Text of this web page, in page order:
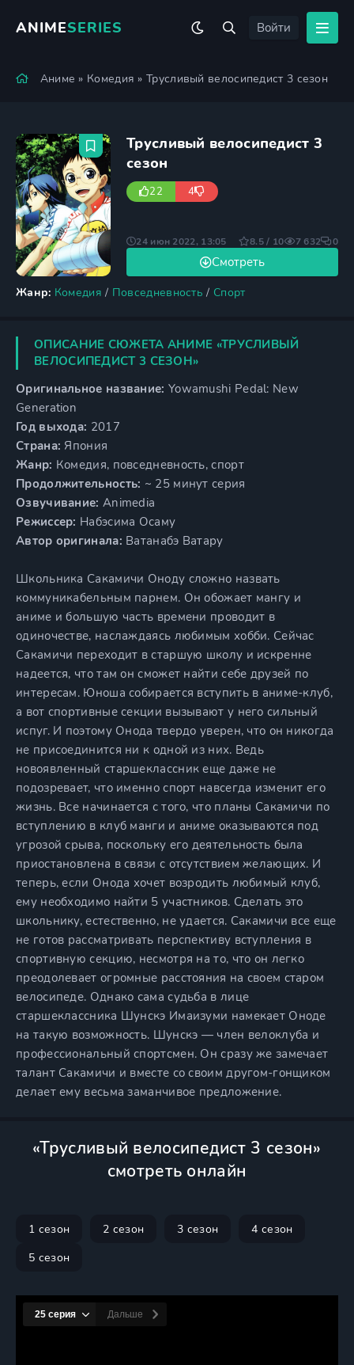
ANIMESERIES Войти
Аниме » Комедия » Трусливый велосипедист 3 сезон
Трусливый велосипедист 3
сезон
22 4
Жанр: Комедия / Повседневность / Спорт
Смотреть
24 июн 2022, 13:05 8.5 / 10 7 632 0
ОПИСАНИЕ СЮЖЕТА АНИМЕ «ТРУСЛИВЫЙ
ВЕЛОСИПЕДИСТ 3 СЕЗОН»
Оригинальное название: Yowamushi Pedal: New
Generation
Год выхода: 2017
Страна: Япония
Жанр: Комедия, повседневность, спорт
Продолжительность: ~ 25 минут серия
Озвучивание: Animedia
Режиссер: Набэсима Осаму
Автор оригинала: Ватанабэ Ватару
Школьника Сакамичи Оноду сложно назвать
коммуникабельным парнем. Он обожает мангу и
аниме и большую часть времени проводит в
одиночестве, наслаждаясь любимым хобби. Сейчас
Сакамичи переходит в старшую школу и искренне
надеется, что там он сможет найти себе друзей по
интересам. Юноша собирается вступить в аниме-клуб,
а вот спортивные секции вызывают у него сильный
испуг. И поэтому Онода твердо уверен, что он никогда
не присоединится ни к одной из них. Ведь
новоявленный старшеклассник еще даже не
подозревает, что именно спорт навсегда изменит его
жизнь. Все начинается с того, что планы Сакамичи по
вступлению в клуб манги и аниме оказываются под
угрозой срыва, поскольку его деятельность была
приостановлена в связи с отсутствием желающих. И
теперь, если Онода хочет возродить любимый клуб,
ему необходимо найти 5 участников. Сделать это
школьнику, естественно, не удается. Сакамичи все еще
не готов рассматривать перспективу вступления в
спортивную секцию, несмотря на то, что он легко
преодолевает огромные расстояния на своем старом
велосипеде. Однако сама судьба в лице
старшеклассника Шунскэ Имаизуми намекает Оноде
на такую возможность. Шунскэ — член велоклуба и
профессиональный спортсмен. Он сразу же замечает
талант Сакамичи и вместе со своим другом-гонщиком
делает ему весьма заманчивое предложение.
«Трусливый велосипедист 3 сезон»
смотреть онлайн
1 сезон 2 сезон 3 сезон
4 сезон
5 сезон